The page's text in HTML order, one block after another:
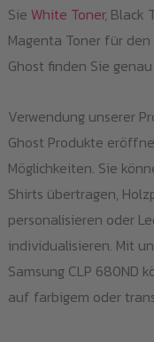
Sie White Toner, Black
Magenta Toner für
Ghost finden Sie
Verwendung unserer
Ghost Produkte
Möglichkeiten. Sie
Shirts übertragen,
personalisieren oder
individualisieren. Mit
Samsung CLP 680ND
auf farbigem oder